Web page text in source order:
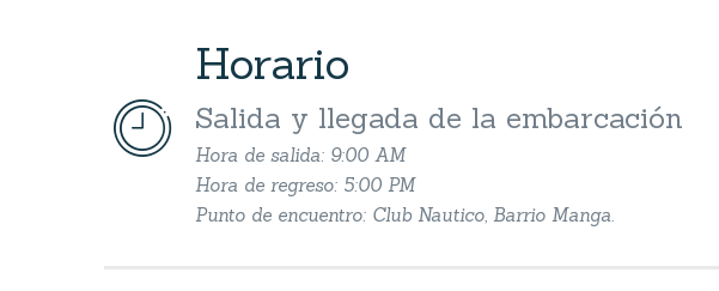


Horario
Salida y llegada de la embarcación
Hora de salida: 9:00 AM
Hora de regreso: 5:00 PM
Punto de encuentro: Club Nautico, Barrio Manga.